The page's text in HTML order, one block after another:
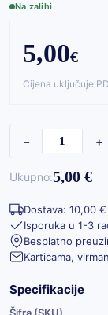
Na zalihi
5,00€
Cijena uključuje
− +
Ukupno:5,00 €
Dostava: 10,00
Isporuka u 1-3
Besplatno
Karticama,
Specifikacije